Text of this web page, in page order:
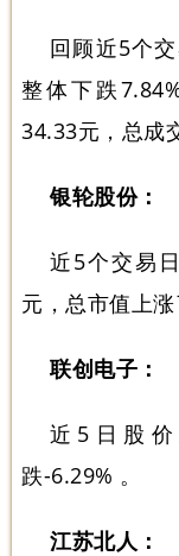
回顾近5个
整体下跌
34.33元，总成
银轮股份：
近5个交易
元，总市值上涨
联创电子：
近5日股价
跌-6.29% 。
江苏北人：